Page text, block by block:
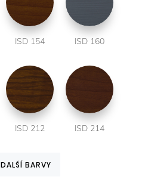
ISD 154 ISD 160
ISD 212 ISD 214
DALŠÍ BARVY